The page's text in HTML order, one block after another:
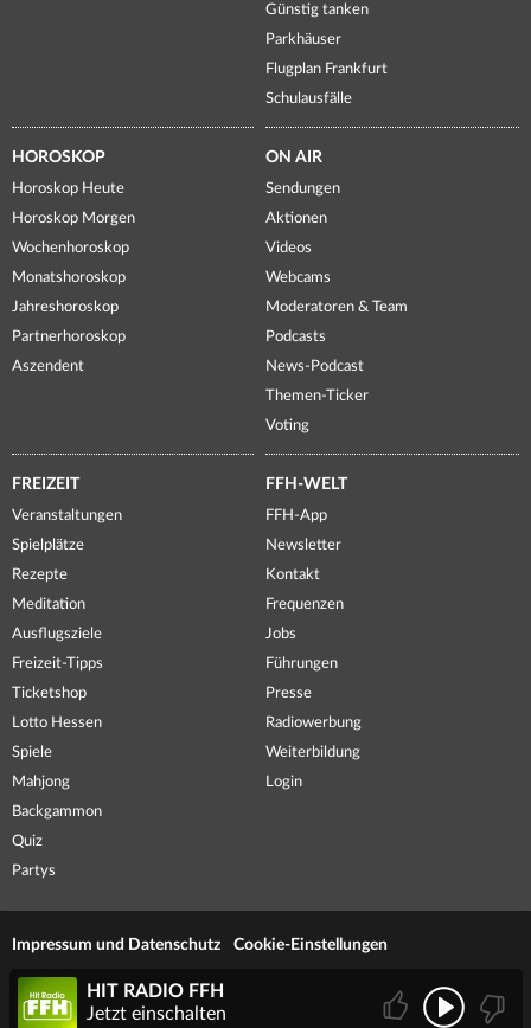
Günstig tanken
Parkhäuser
Flugplan Frankfurt
Schulausfälle
HOROSKOP
Horoskop Heute
Horoskop Morgen
Wochenhoroskop
Monatshoroskop
Jahreshoroskop
Partnerhoroskop
Aszendent
ON AIR
Sendungen
Aktionen
Videos
Webcams
Moderatoren & Team
Podcasts
News-Podcast
Themen-Ticker
Voting
FREIZEIT
Veranstaltungen
Spielplätze
Rezepte
Meditation
Ausflugsziele
Freizeit-Tipps
Ticketshop
Lotto Hessen
Spiele
Mahjong
Backgammon
Quiz
Partys
FFH-WELT
FFH-App
Newsletter
Kontakt
Frequenzen
Jobs
Führungen
Presse
Radiowerbung
Weiterbildung
Login
Impressum und Datenschutz Cookie-Einstellungen
HIT RADIO FFH
Jetzt einschalten